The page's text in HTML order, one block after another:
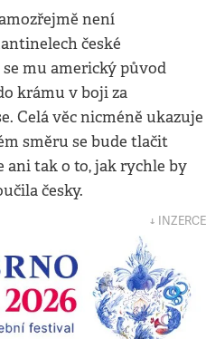
není
české
mu americký původ
krámu v boji za
Celá věc nicméně ukazuje
směru se bude tlačit
ani tak o to, jak rychle by
česky.
↓ INZERCE